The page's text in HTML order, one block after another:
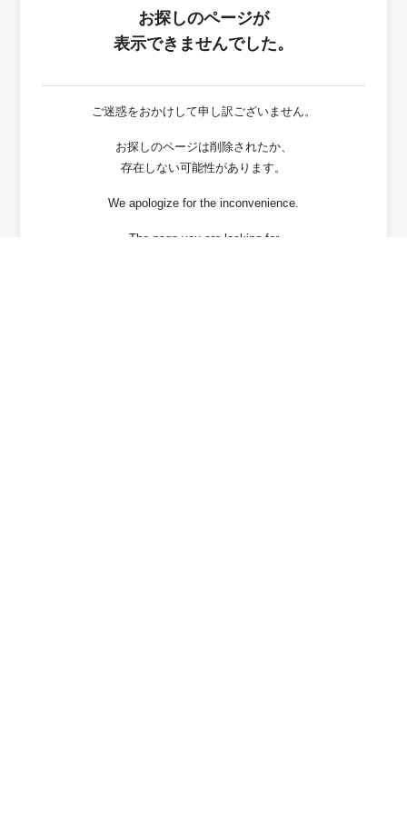
お探しのページが
表示できませんでした。
ご迷惑をおかけして申し訳ございません。
お探しのページは削除されたか、
存在しない可能性があります。
We apologize for the inconvenience.
The page you are looking for